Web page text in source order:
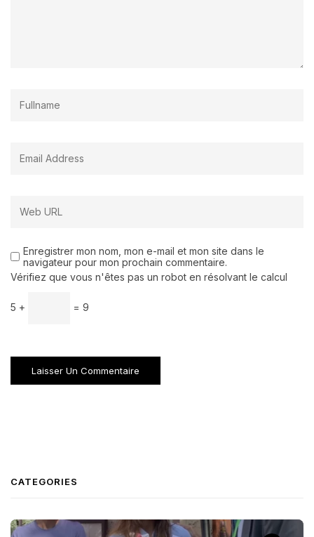
Enregistrer mon nom, mon e-mail et mon site dans le
navigateur pour mon prochain commentaire.
Vérifiez que vous n'êtes pas un robot en résolvant le calcul
5 + = 9
CATEGORIES